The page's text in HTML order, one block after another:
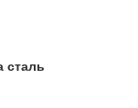
сталь